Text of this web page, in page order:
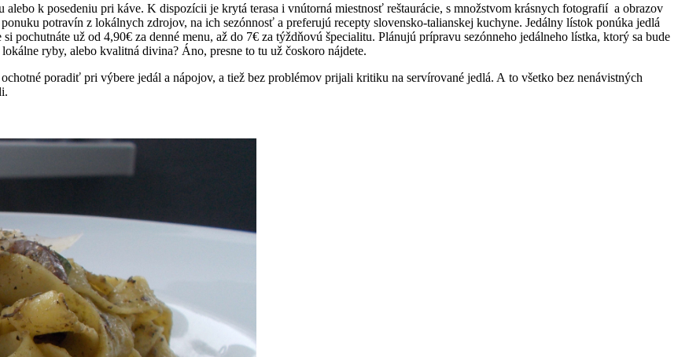
alebo k posedeniu pri káve. K dispozícii je krytá terasa i vnútorná miestnosť reštaurácie, s množstvom krásnych fotografií a obrazov
potravín z lokálnych zdrojov, na ich sezónnosť a preferujú recepty slovensko-talianskej kuchyne. Jedálny lístok ponúka jedlá
pochutnáte už od 4,90€ za denné menu, až do 7€ za týždňovú špecialitu. Plánujú prípravu sezónneho jedálneho lístka, ktorý sa bude
ryby, alebo kvalitná divina? Áno, presne to tu už čoskoro nájdete.
poradiť pri výbere jedál a nápojov, a tiež bez problémov prijali kritiku na servírované jedlá. A to všetko bez nenávistných